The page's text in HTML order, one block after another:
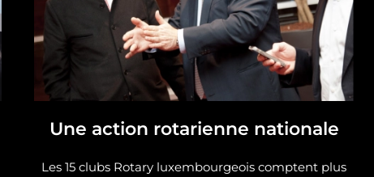
Une action rotarienne nationale
Les 15 clubs Rotary luxembourgeois comptent plus